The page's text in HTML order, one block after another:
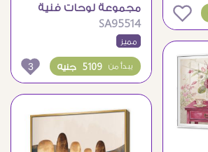
0
مجموعة لوحات فنية
كلاسيكية متنوعة
لمناظر وزهور
SA95514
مميز
5109 جنيه يبدأ من 3